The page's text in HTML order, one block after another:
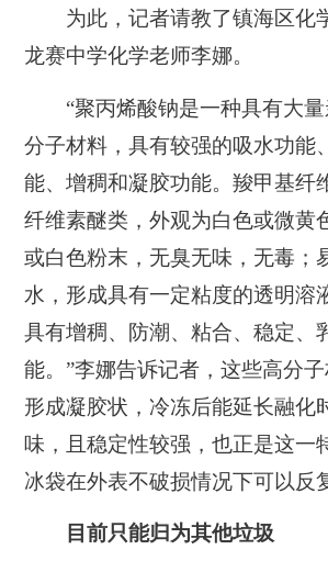
为此，记者请教了镇海区化学
龙赛中学化学老师李娜。
“聚丙烯酸钠是一种具有大量
分子材料，具有较强的吸水功能
能、增稠和凝胶功能。羧甲基纤
纤维素醚类，外观为白色或微黄
或白色粉末，无臭无味，无毒；
水，形成具有一定粘度的透明溶
具有增稠、防潮、粘合、稳定、
能。”李娜告诉记者，这些高分
形成凝胶状，冷冻后能延长融化
味，且稳定性较强，也正是这一
冰袋在外表不破损情况下可以反
目前只能归为其他垃圾